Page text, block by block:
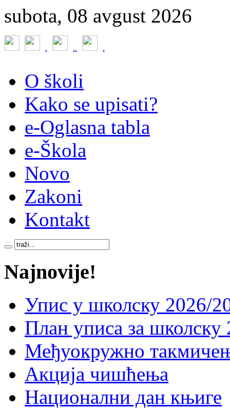
subota, 08 avgust 2026
. .. .
O školi
Kako se upisati?
e-Oglasna tabla
e-Škola
Novo
Zakoni
Kontakt
Najnovije!
Упис у школску 2026/
План уписа за школску
Међуокружно
Акција чишћења
Национални дан књиге